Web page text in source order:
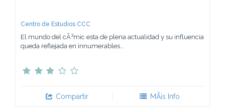
Centro de Estudios CCC
El mundo del cÃ³mic esta de plena actualidad y su influencia
queda reflejada en innumerables...
Compartir MÃ¡s Info